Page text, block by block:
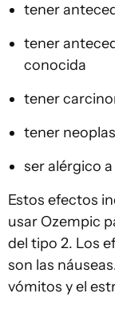
tener
tener
conocida
tener
tener
ser alérgico
Estos efectos
usar Ozempic
del tipo 2. Los
son las
vómitos y el